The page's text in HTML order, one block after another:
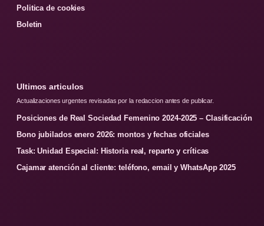
Politica de cookies
Boletin
Ultimos articulos
Actualizaciones urgentes revisadas por la redaccion antes de publicar.
Posiciones de Real Sociedad Femenino 2024-2025 – Clasificación
Bono jubilados enero 2026: montos y fechas oficiales
Task: Unidad Especial: Historia real, reparto y críticas
Cajamar atención al cliente: teléfono, email y WhatsApp 2025